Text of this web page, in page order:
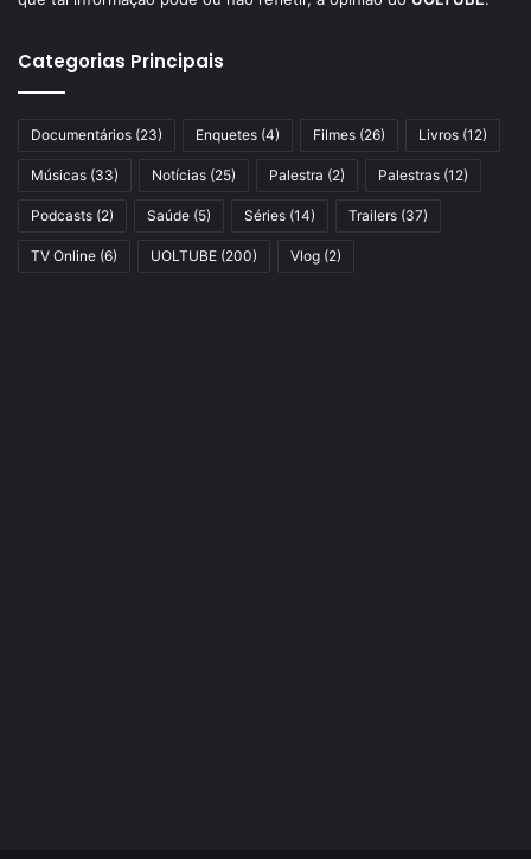
Categorias Principais
Documentários (23) Enquetes (4) Filmes (26) Livros (12)
Músicas (33) Notícias (25) Palestra (2) Palestras (12)
Podcasts (2) Saúde (5) Séries (14) Trailers (37)
TV Online (6) UOLTUBE (200) Vlog (2)